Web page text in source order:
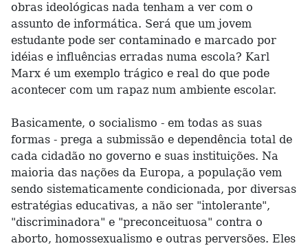
obras ideológicas nada tenham a ver com o
assunto de informática. Será que um jovem
estudante pode ser contaminado e marcado por
idéias e influências erradas numa escola? Karl
Marx é um exemplo trágico e real do que pode
acontecer com um rapaz num ambiente escolar.
Basicamente, o socialismo - em todas as suas
formas - prega a submissão e dependência total de
cada cidadão no governo e suas instituições. Na
maioria das nações da Europa, a população vem
sendo sistematicamente condicionada, por diversas
estratégias educativas, a não ser "intolerante",
"discriminadora" e "preconceituosa" contra o
aborto, homossexualismo e outras perversões. Eles